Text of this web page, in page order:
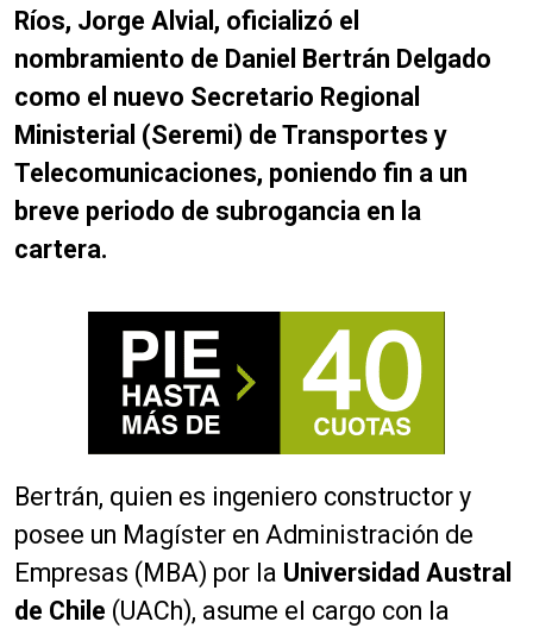
Ríos, Jorge Alvial, oficializó el
nombramiento de Daniel Bertrán Delgado
como el nuevo Secretario Regional
Ministerial (Seremi) de Transportes y
Telecomunicaciones, poniendo fin a un
breve periodo de subrogancia en la
cartera.
Bertrán, quien es ingeniero constructor y
posee un Magíster en Administración de
Empresas (MBA) por la Universidad Austral
de Chile (UACh), asume el cargo con la